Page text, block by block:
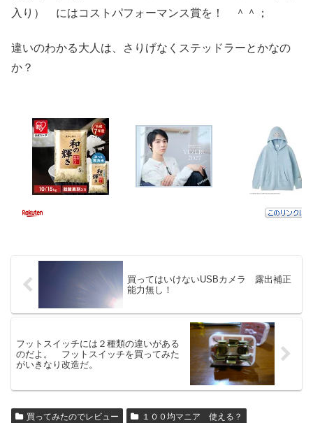
入り） にはコストパフォーマンス賞を！ ＾＾；
違いのわかる大人は、さりげなくステッドラーとかなの
か？
買ってはいけないUSBカメラ 露出補正
能力無し！
フットスイッチには２種類の違いがある
のだよ。 フットスイッチを買ってみた
がいきなり改造だ。
買ってみたのでレビュー １００均マニア 使える？